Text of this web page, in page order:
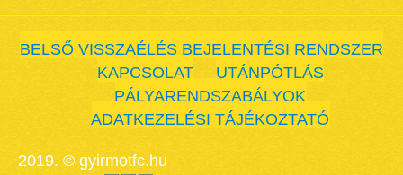
BELSŐ VISSZAÉLÉS BEJELENTÉSI RENDSZER
KAPCSOLAT
UTÁNPÓTLÁS
PÁLYARENDSZABÁLYOK
ADATKEZELÉSI TÁJÉKOZTATÓ
2019. © gyirmotfc.hu